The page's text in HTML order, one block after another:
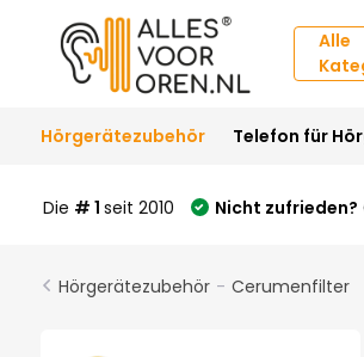
Alle
Hörgerätezubehör Telefon für
Die # 1 seit 2010 Nicht zufrieden?
Hörgerätezubehör - Cerumenfilter